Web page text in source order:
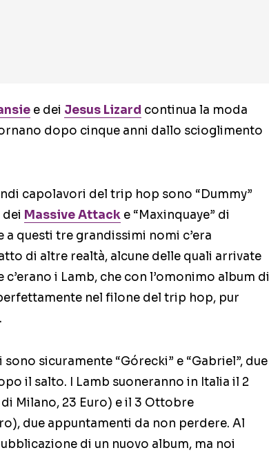
e dei Jesus Lizard continua la moda
dopo cinque anni dallo scioglimento
capolavori del trip hop sono “Dummy”
dei Massive Attack e “Maxinquaye” di
questi tre grandissimi nomi c’era
di altre realtà, alcune delle quali arrivate
c’erano i Lamb, che con l’omonimo album di
nel filone del trip hop, pur
sicuramente “Górecki” e “Gabriel”, due
il salto. I Lamb suoneranno in Italia il 2
Milano, 23 Euro) e il 3 Ottobre
due appuntamenti da non perdere. Al
di un nuovo album, ma noi